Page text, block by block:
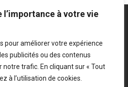
l’importance à votre vie
pour améliorer votre expérience
publicités ou des contenus
trafic. En cliquant sur « Tout
à l’utilisation de cookies.
de confidentialité